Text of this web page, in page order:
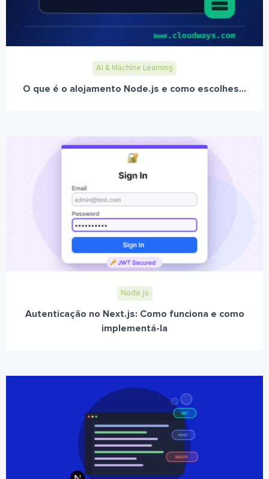
AI & Machine Learning
O que é o alojamento Node.js e como escolhes...
Node.js
Autenticação no Next.js: Como funciona e como
implementá-la